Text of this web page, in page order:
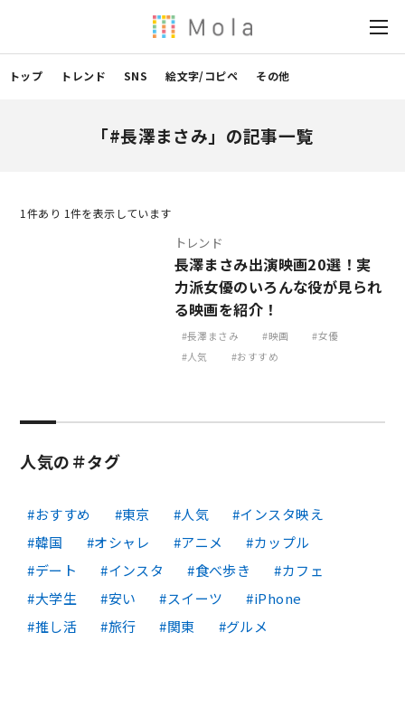
トップ トレンド SNS 絵文字/コピペ その他
「#長澤まさみ」の記事一覧
1 件あり 1件を表示しています
トレンド
長澤まさみ出演映画20選！実
力派女優のいろんな役が見られ
る映画を紹介！
長澤まさみ 映画
女優
人気
おすすめ
人気の＃タグ
おすすめ 東京 人気
インスタ映え
韓国
オシャレ アニメ
カップル
デート
インスタ 食べ歩き
カフェ
大学生
安い スイーツ
iPhone
推し活
旅行 関東 グルメ